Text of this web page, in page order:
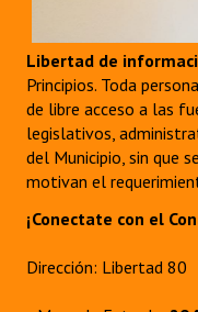
REFORMA DE LA
Libertad de
Principios. Toda
de libre acceso a las
legislativos,
del Municipio, sin que
motivan el
¡Conectate con el
Dirección: Libertad 80